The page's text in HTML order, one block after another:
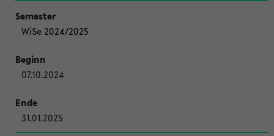
WiSe 2024/2025
07.10.2024
31.01.2025